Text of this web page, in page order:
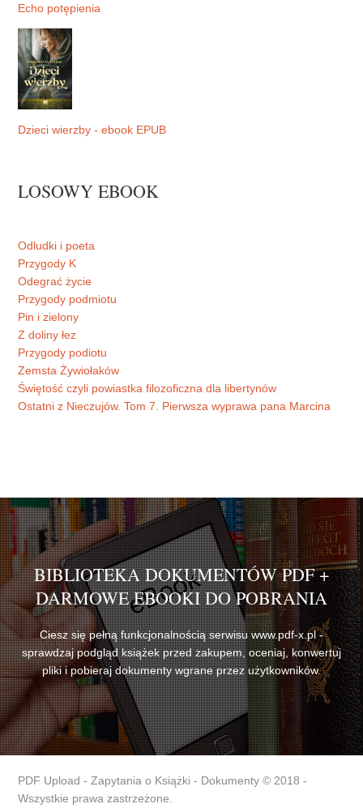
Echo potępienia
Dzieci wierzby - ebook EPUB
LOSOWY EBOOK
Odludki i poeta
Przygody K
Odegrać życie
Przygody podmiotu
Pin i zielony
Z doliny łez
Przygody podiotu
Zemsta Żywiołaków
Świętość czyli powiastka filozoficzna dla libertynów
Ostatni z Nieczujów. Tom 7. Pierwsza wyprawa pana Marcina
BIBLIOTEKA DOKUMENTÓW PDF +
DARMOWE EBOOKI DO POBRANIA
Ciesz się pełną funkcjonalnością serwisu www.pdf-x.pl -
sprawdzaj podgląd książek przed zakupem, oceniaj, konwertuj
pliki i pobieraj dokumenty wgrane przez użytkowników.
PDF Upload - Zapytania o Książki - Dokumenty © 2018 -
Wszystkie prawa zastrzeżone.